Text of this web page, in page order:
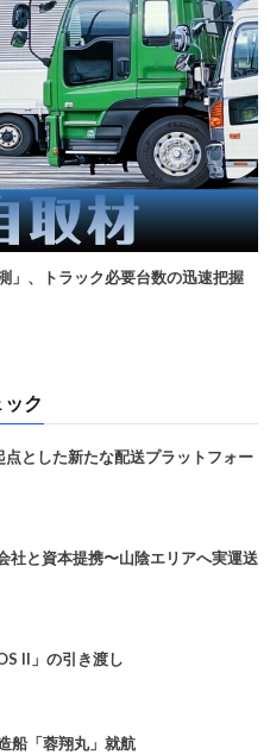
」、トラック必要台数の迅速把握
ク
とした新たな配送プラットフォー
と資本提携〜山陰エリアへ実運送
II」の引き渡し
船「蓉翔丸」就航